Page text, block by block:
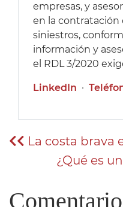
empresas, y
en la contratación
siniestros,
información y
el RDL 3/2020
LinkedIn ·
La costa brava
¿Qué es